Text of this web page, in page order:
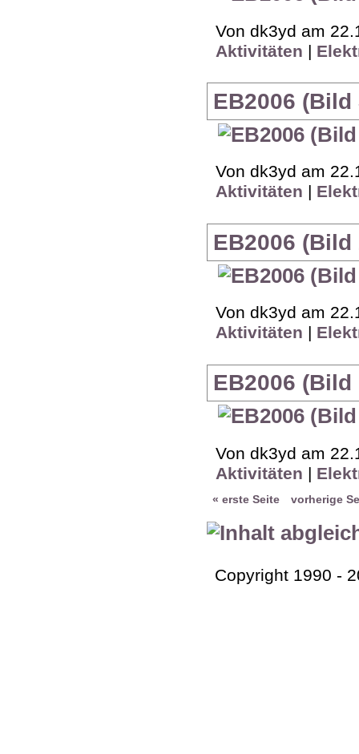
Von dk3yd am
Aktivitäten |
EB2006 (Bild
Von dk3yd am
Aktivitäten |
EB2006 (Bild
Von dk3yd am
Aktivitäten |
EB2006 (Bild
Von dk3yd am
Aktivitäten |
« erste Seite vorherige
Copyright 1990 -